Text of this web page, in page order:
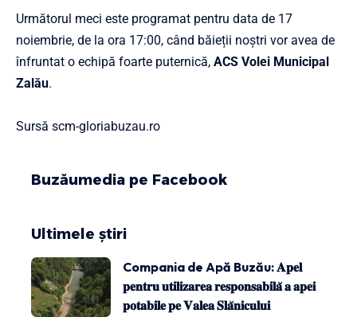
Următorul meci este programat pentru data de 17
noiembrie, de la ora 17:00, când băieții noștri vor avea de
înfruntat o echipă foarte puternică, ACS Volei Municipal
Zalău.
Sursă scm-gloriabuzau.ro
Buzăumedia pe Facebook
Ultimele știri
Compania de Apă Buzău: 𝐀𝐩𝐞𝐥
𝐩𝐞𝐧𝐭𝐫𝐮 𝐮𝐭𝐢𝐥𝐢𝐳𝐚𝐫𝐞𝐚 𝐫𝐞𝐬𝐩𝐨𝐧𝐬𝐚𝐛𝐢𝐥𝐚̆ 𝐚 𝐚𝐩𝐞𝐢
𝐩𝐨𝐭𝐚𝐛𝐢𝐥𝐞 𝐩𝐞 𝐕𝐚𝐥𝐞𝐚 𝐒𝐥𝐚̆𝐧𝐢𝐜𝐮𝐥𝐮𝐢